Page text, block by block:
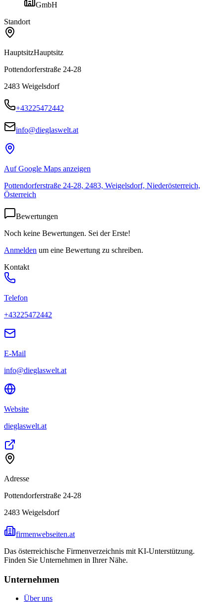
GmbH
Standort
HauptsitzHauptsitz
Pottendorferstraße 24-28
2483 Weigelsdorf
+43225472442
info@dieglaswelt.at
Auf Google Maps anzeigen
Pottendorferstraße 24-28, 2483, Weigelsdorf, Niederösterreich,
Österreich
Bewertungen
Noch keine Bewertungen. Sei der Erste!
Anmelden um eine Bewertung zu schreiben.
Kontakt
Telefon
+43225472442
E-Mail
info@dieglaswelt.at
Website
dieglaswelt.at
Adresse
Pottendorferstraße 24-28
2483 Weigelsdorf
firmenwebseiten.at
Das österreichische Firmenverzeichnis mit KI-Unterstützung.
Finden Sie Unternehmen in Ihrer Nähe.
Unternehmen
Über uns